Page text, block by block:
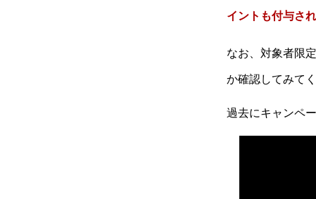
イントも付与され
なお、対象者限
か確認してみてく
過去にキャンペ